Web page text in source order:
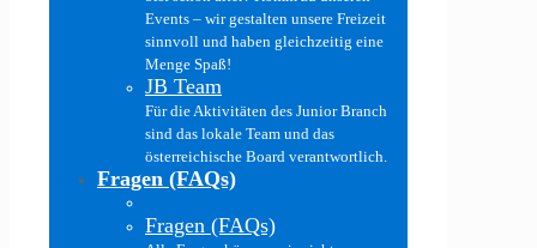
Events – wir gestalten unsere Freizeit
sinnvoll und haben gleichzeitig eine
Menge Spaß!
JB Team
Für die Aktivitäten des Junior Branch
sind das lokale Team und das
österreichische Board verantwortlich.
Fragen (FAQs)
Fragen (FAQs)